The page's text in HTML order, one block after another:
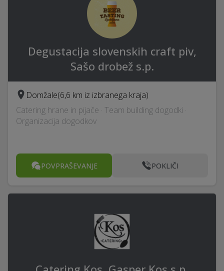
Degustacija slovenskih craft piv,
Sašo drobež s.p.
Domžale(6,6 km iz izbranega kraja)
Catering hrane in pijače · Team building dogodki ·
Organizacija dogodkov
POVPRAŠEVANJE POKLIČI